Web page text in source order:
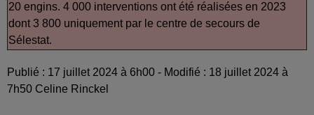
20 engins. 4 000 interventions ont été réalisées en 2023
dont 3 800 uniquement par le centre de secours de
Sélestat.
Publié : 17 juillet 2024 à 6h00 - Modifié : 18 juillet 2024 à
7h50 Celine Rinckel